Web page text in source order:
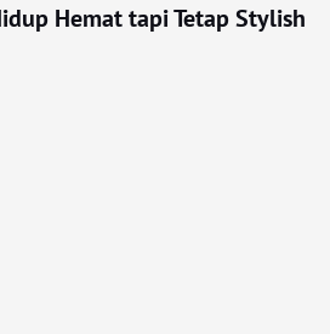
Hemat tapi Tetap Stylish